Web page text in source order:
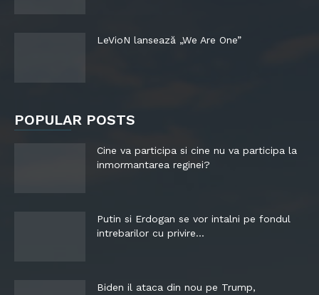
LeVioN lansează „We Are One”
POPULAR POSTS
Cine va participa si cine nu va participa la
inmormantarea reginei?
Putin si Erdogan se vor intalni pe fondul
intrebarilor cu privire...
Biden il ataca din nou pe Trump,